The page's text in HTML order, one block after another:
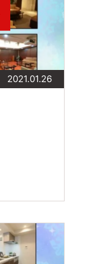
2021.01.26